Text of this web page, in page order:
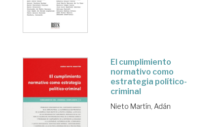
El cumplimiento
normativo como
estrategia político-
criminal
Nieto Martín, Adán